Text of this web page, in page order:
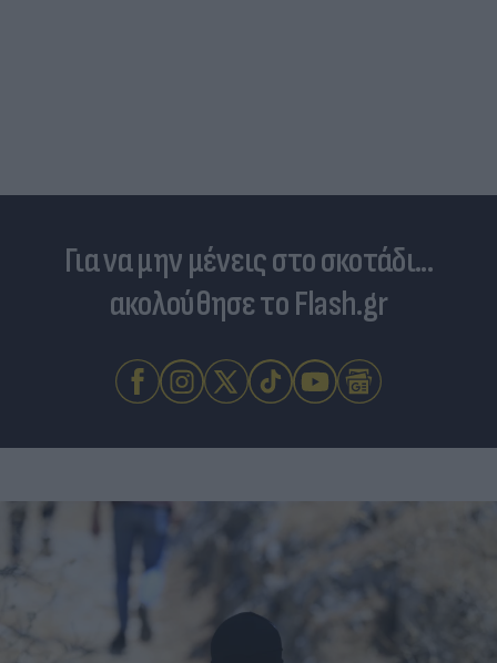
Για να μην μένεις στο σκοτάδι...
ακολούθησε το Flash.gr